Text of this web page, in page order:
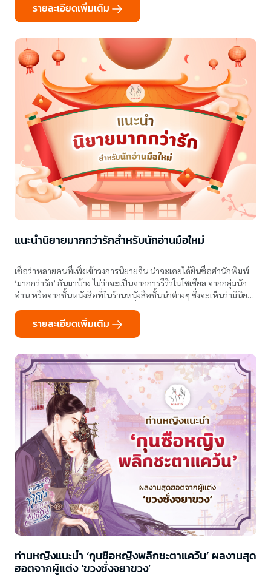
รายละเอียดเพิ่มเติม
แนะนำนิยายมากกว่ารักสำหรับนักอ่านมือใหม่
เชื่อว่าหลายคนที่เพิ่งเข้าวงการนิยายจีน น่าจะเคยได้ยินชื่อสำนักพิมพ์
‘มากกว่ารัก’ กันมาบ้าง ไม่ว่าจะเป็นจากการรีวิวในโซเซียล จากกลุ่มนัก
อ่าน หรือจากชั้นหนังสือที่ในร้านหนังสือชั้นนำต่างๆ ซึ่งจะเห็นว่ามีนิยาย
รายละเอียดเพิ่มเติม
ท่านหญิงแนะนำ ‘กุนซือหญิงพลิกชะตาแคว้น’ ผลงานสุด
ฮอตจากผู้แต่ง ‘ขวงซั่งจยาขวง’